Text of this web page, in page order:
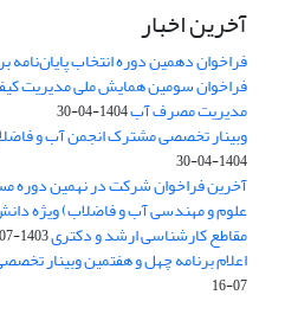
آخرین اخبار
فراخوان دهمین دوره انتخاب پایان‌نامه
فراخوان سومین همایش ملی مدیریت
مدیریت مصرف آب1404-04-30
وبینار تخصصی مشترک انجمن آب و
1404-04-30
آخرین فراخوان شرکت در نهمین دوره
مقاطع کارشناسی ارشد و دکتری1403-07-16
اعلام برنامه چهل و هفتمین وبینار
07-16